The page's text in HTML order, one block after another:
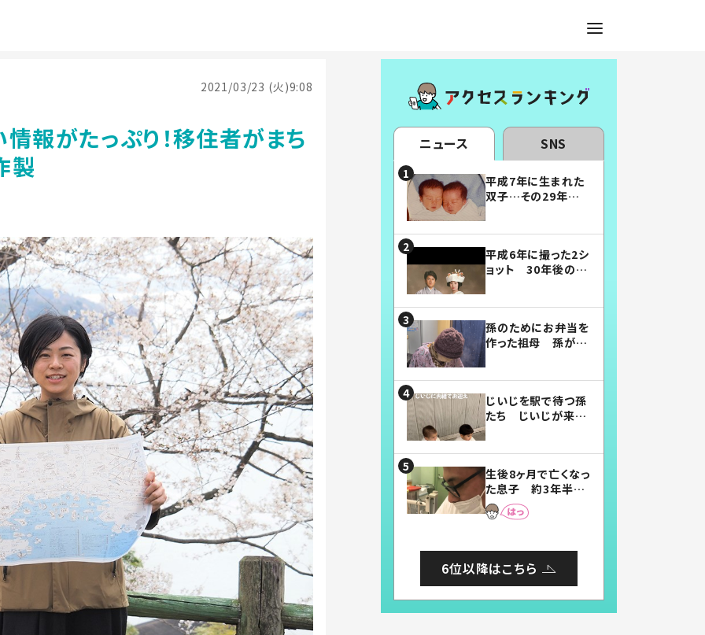
2021/03/23 (火)9:08
報がたっぷり！移住者がまち
製
ニュース SNS
平成7年に生まれた
双子…その29年後
平成6年に撮った2シ
ョット 30年後の姿
孫のためにお弁当を
作った祖母 孫が絶
じいじを駅で待つ孫
たち じいじが来た
まらない」「幸せにな
れる」
生後8ヶ月で亡くなっ
た息子 約3年半
後、当時の妻の日記
に書いてあった本音
6位以降はこちら